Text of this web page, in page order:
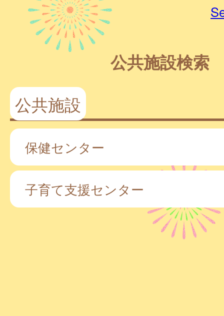
公共施設検索
公共施設
保健センター
子育て支援センター